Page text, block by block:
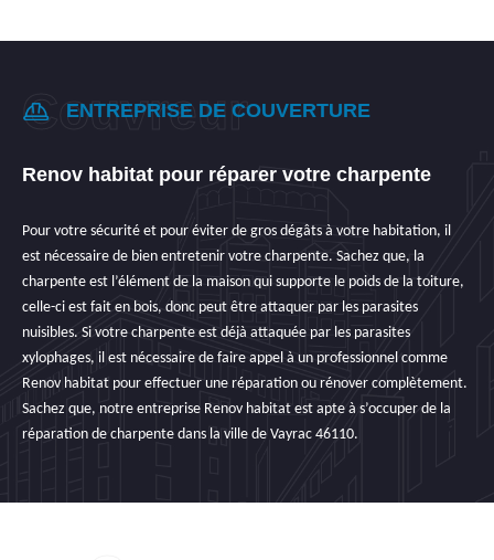
ENTREPRISE DE COUVERTURE
Renov habitat pour réparer votre charpente
Pour votre sécurité et pour éviter de gros dégâts à votre habitation, il
est nécessaire de bien entretenir votre charpente. Sachez que, la
charpente est l’élément de la maison qui supporte le poids de la toiture,
celle-ci est fait en bois, donc peut être attaquer par les parasites
nuisibles. Si votre charpente est déjà attaquée par les parasites
xylophages, il est nécessaire de faire appel à un professionnel comme
Renov habitat pour effectuer une réparation ou rénover complètement.
Sachez que, notre entreprise Renov habitat est apte à s’occuper de la
réparation de charpente dans la ville de Vayrac 46110.